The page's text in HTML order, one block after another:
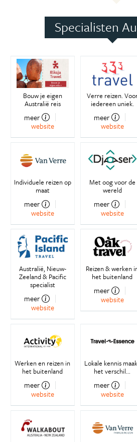
Specialisten
Bouw je eigen
Australië reis
meer
website
Verre reizen.
iedereen uniek.
meer
website
Individuele reizen op
maat
meer
website
Met oog voor de
wereld
meer
website
Australië, Nieuw-
Zeeland & Pacific
specialist
meer
website
Reizen & werken
het buitenland
meer
website
Werken en reizen in
het buitenland
meer
website
Lokale kennis
het verschil...
meer
website